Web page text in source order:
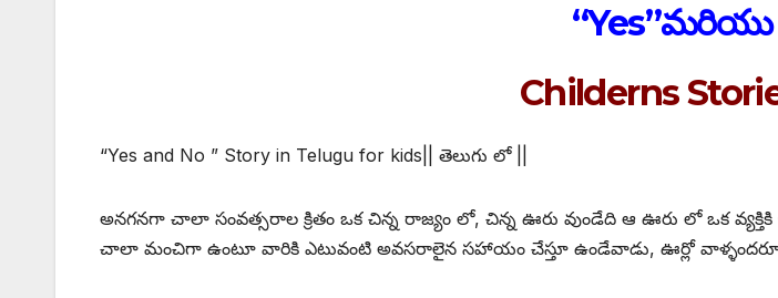
“Yes”మరియు
Childerns
“Yes and No ” Story in Telugu for kids|| తెలుగు లో ||
అనగనగా చాలా సంవత్సరాల క్రితం ఒక చిన్న రాజ్యం లో, చిన్న ఊరు వుండేది ఆ ఊరు లో ఒక
చాలా మంచిగా ఉంటూ వారికి ఎటువంటి అవసరాలైన సహాయం చేస్తూ ఉండేవాడు, ఊర్లో వాళ్ళందరూ